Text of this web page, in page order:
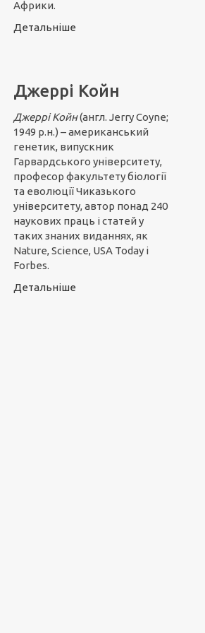
Африки.
Детальніше
Джеррі Койн
Джеррі Койн(англ. Jerry Coyne;
1949 р.н.) – американський
генетик, випускник
Гарвардського університету,
професор факультету біології
та еволюції Чиказького
університету, автор понад 240
наукових праць і статей у
таких знаних виданнях, як
Nature, Science, USA Today і
Forbes.
Детальніше